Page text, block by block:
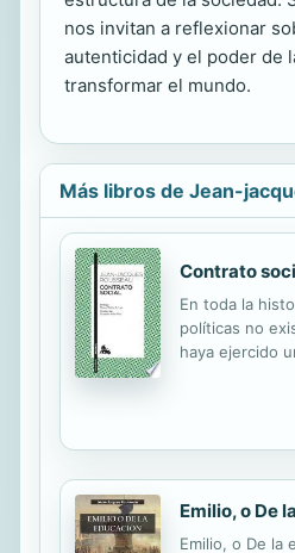
nos invitan a reflexionar
autenticidad y el poder de
transformar el mundo.
Más libros de Jean-
Contrato
En toda la
políticas no
haya ejercido
democrático
teniendo el
Jean Jacques
averiguar si
civil alguna
Emilio, o De
Emilio, o De la